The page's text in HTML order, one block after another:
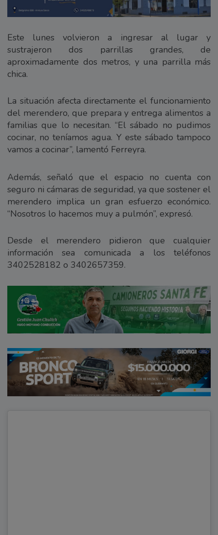
Este lunes volvieron a ingresar al lugar y
sustrajeron dos parrillas grandes, de
aproximadamente dos metros, y una parrilla más
chica.
La situación afecta directamente el funcionamiento
del merendero, que prepara y entrega alimentos a
familias que lo necesitan. “El sábado no pudimos
cocinar, no teníamos agua. Y este sábado tampoco
vamos a cocinar”, lamentó Ferreyra.
Además, señaló que el espacio no cuenta con
seguro ni cámaras de seguridad, ya que sostener el
merendero implica un gran esfuerzo económico.
“Nosotros lo hacemos muy a pulmón”, expresó.
Desde el merendero pidieron que cualquier
información sea comunicada a los teléfonos
3402528182 o 3402657359.